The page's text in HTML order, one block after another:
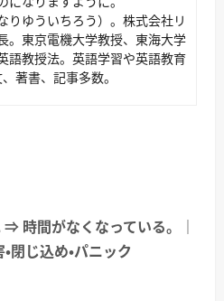
りゆういちろう）。株式会社リ
。東京電機大学教授、東海大学
語教授法。英語学習や英語教育
著書、記事多数。
⇒ 時間がなくなっている。｜
閉じ込め・パニック